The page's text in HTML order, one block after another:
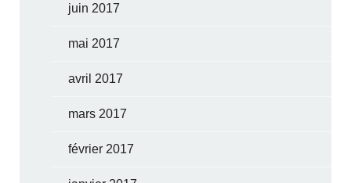
juin 2017
mai 2017
avril 2017
mars 2017
février 2017